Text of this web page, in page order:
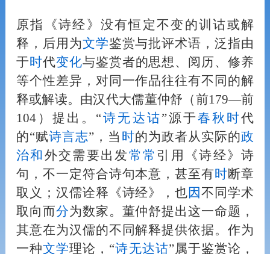
原指《诗经》没有恒定不变的训诂或解
释，后用为文学鉴赏与批评术语，泛指由
于 时代变化与鉴赏者的思想、阅历、修养
等个性差异，对同一作品往往有不同的解
释或解读。由汉代大儒董仲舒（前179—前
104）提出。“诗无达诂”源于春秋 时代
的“赋诗言志”，当 时的为政者从实际的政
治和 外交需要出发常 常 引用《诗经》诗
句，不一定符合诗句本意，甚至有时断章
取义；汉儒诠释《诗经》，也 因不同学术
取向而分为数家。董仲舒提出这一命题，
其意在为汉儒的不同解释提供依据。作为
一种文学理论，“诗无达诂”属于鉴赏论，